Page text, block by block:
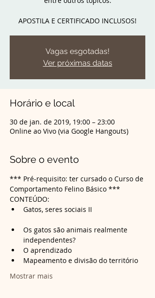
APOSTILA E CERTIFICADO INCLUSOS!
Vagas esgotadas!
Ver próximas datas
Horário e local
30 de jan. de 2019, 19:00 – 23:00
Online ao Vivo (via Google Hangouts)
Sobre o evento
*** Pré-requisito: ter cursado o Curso de
Comportamento Felino Básico ***
CONTEÚDO:
Gatos, seres sociais II
Os gatos são animais realmente
Mostrar mais